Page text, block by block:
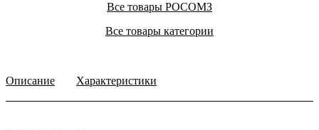
Все товары РОСОМЗ
Все товары категории
Описание Характеристики